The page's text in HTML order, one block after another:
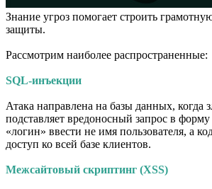
Знание угроз помогает строить
защиты.
Рассмотрим наиболее распространенные:
SQL-инъекции
Атака направлена на базы данных, когда
подставляет вредоносный запрос в
«логин» ввести не имя пользователя, а
доступ ко всей базе клиентов.
Межсайтовый скриптинг (XSS)